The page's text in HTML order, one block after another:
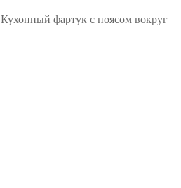
фартук с поясом вокруг